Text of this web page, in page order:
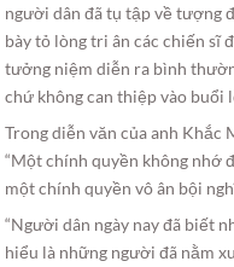
người dân đã tụ tập về tượng
bày tỏ lòng tri ân các chiến sĩ
tưởng niệm diễn ra bình
chứ không can thiệp vào buổi
Trong diễn văn của anh Khắc
“Một chính quyền không nhớ
một chính quyền vô ân bội
“Người dân ngày nay đã biết
hiểu là những người đã nằm